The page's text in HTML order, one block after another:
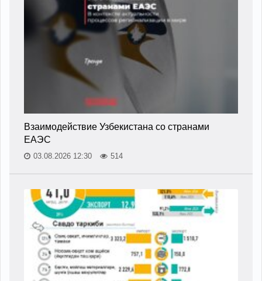
Взаимодействие Узбекистана со странами
ЕАЭС
03.08.2026 12:30 514